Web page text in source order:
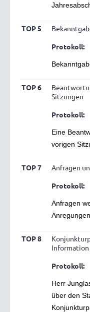
TOP 5
Protokoll:
TOP 6
Sitzungen
Protokoll:
Eine
vorigen
TOP 7
Anfragen
Protokoll:
Anfragen
TOP 8
Information
Protokoll:
Herr
über den